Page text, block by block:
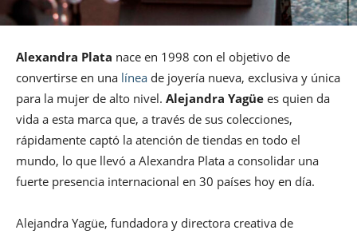
Alexandra Plata nace en 1998 con el objetivo de
convertirse en una línea de joyería nueva, exclusiva y única
para la mujer de alto nivel. Alejandra Yagüe es quien da
vida a esta marca que, a través de sus colecciones,
rápidamente captó la atención de tiendas en todo el
mundo, lo que llevó a Alexandra Plata a consolidar una
fuerte presencia internacional en 30 países hoy en día.
Alejandra Yagüe, fundadora y directora creativa de